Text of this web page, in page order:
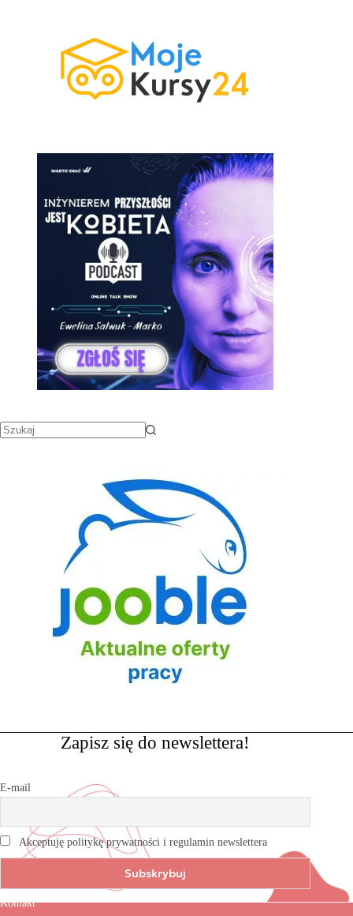
Zapisz się do newslettera!
E-mail
Akceptuję politykę prywatności i regulamin newslettera
Kontakt